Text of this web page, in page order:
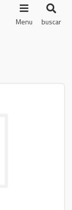
Menu buscar